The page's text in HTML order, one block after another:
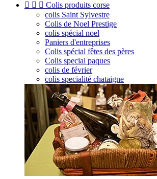
   Colis produits corse
colis Saint Sylvestre
Colis de Noel Prestige
colis spécial noel
Paniers d'entreprises
Colis spécial fêtes des pères
Colis special paques
colis de février
colis specialité chataigne